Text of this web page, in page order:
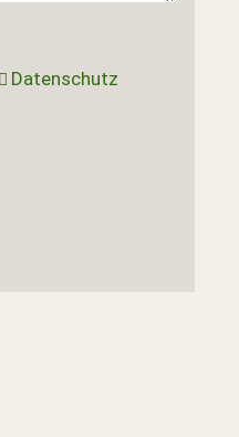
Datenschutz